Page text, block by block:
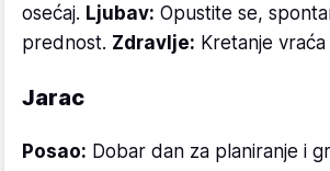
osećaj. Ljubav: Opustite se,
prednost. Zdravlje: Kretanje
Jarac
Posao: Dobar dan za planiranje i